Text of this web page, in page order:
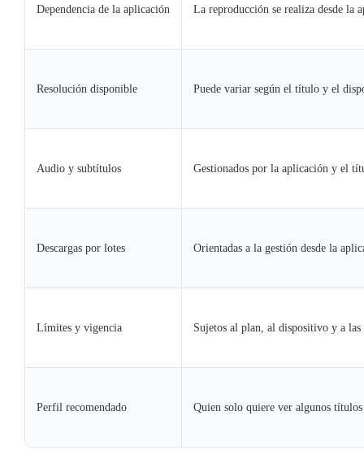
Dependencia de la aplicación La reproducción se realiza desde la
Resolución disponible Puede variar según el título y el
Audio y subtítulos Gestionados por la aplicación y el
Descargas por lotes Orientadas a la gestión desde la
Límites y vigencia Sujetos al plan, al dispositivo y a
Perfil recomendado Quien solo quiere ver algunos